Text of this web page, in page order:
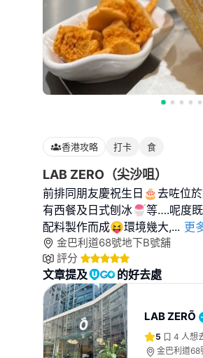
香港攻略 打卡 食
LAB ZERO（尖沙咀）
前排同朋友慶祝生日🎂去咗位
有西餐及日式刨冰🍧等….呢度
配料製作而成😝環境幾大,... 更
金巴利道68號地下B號舖
評分
文章提及 的好去處
LAB ZERÕ
5 4 人想
金巴利道68